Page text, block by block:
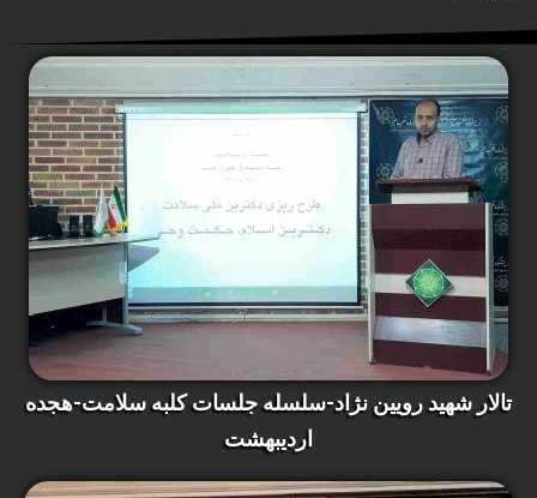
تالار شهید رویین نژاد-سلسله جلسات کلبه سلامت-هجده
اردیبهشت